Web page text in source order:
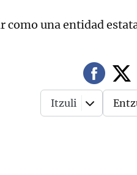
como una entidad
Itzuli